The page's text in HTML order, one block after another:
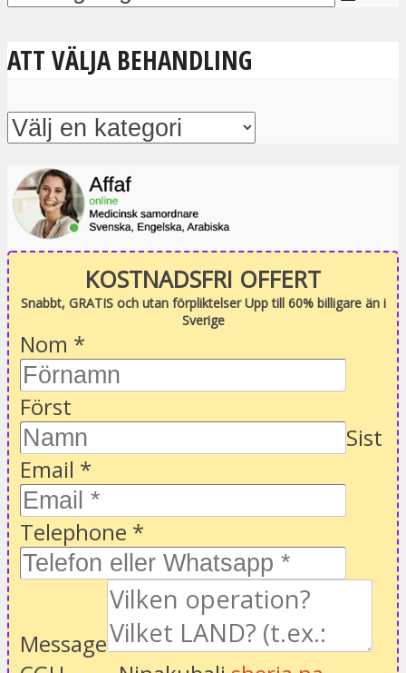
ATT VÄLJA BEHANDLING
KOSTNADSFRI OFFERT
Snabbt, GRATIS och utan förpliktelser Upp till 60% billigare än i
Sverige
Nom *
Först
Sist
Email *
Telephone *
Message